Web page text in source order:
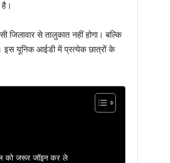
है।
जिलावार से तालुकात नहीं होगा। बल्कि
इस यूनिक आईडी में प्रत्येक छात्रों के
को जरूर जॉइन कर ले